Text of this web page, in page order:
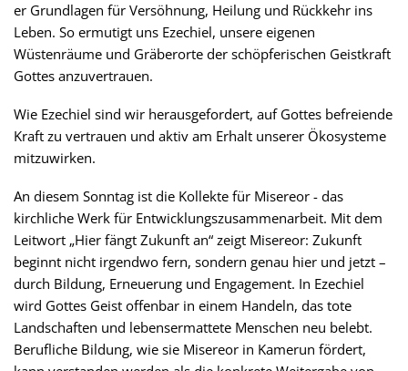
er Grundlagen für Versöhnung, Heilung und Rückkehr ins
Leben. So ermutigt uns Ezechiel, unsere eigenen
Wüstenräume und Gräberorte der schöpferischen Geistkraft
Gottes anzuvertrauen.
Wie Ezechiel sind wir herausgefordert, auf Gottes befreiende
Kraft zu vertrauen und aktiv am Erhalt unserer Ökosysteme
mitzuwirken.
An diesem Sonntag ist die Kollekte für Misereor - das
kirchliche Werk für Entwicklungszusammenarbeit. Mit dem
Leitwort „Hier fängt Zukunft an“ zeigt Misereor: Zukunft
beginnt nicht irgendwo fern, sondern genau hier und jetzt –
durch Bildung, Erneuerung und Engagement. In Ezechiel
wird Gottes Geist offenbar in einem Handeln, das tote
Landschaften und lebensermattete Menschen neu belebt.
Berufliche Bildung, wie sie Misereor in Kamerun fördert,